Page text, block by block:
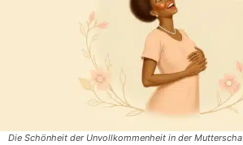
Die Schönheit der Unvollkommenheit in der